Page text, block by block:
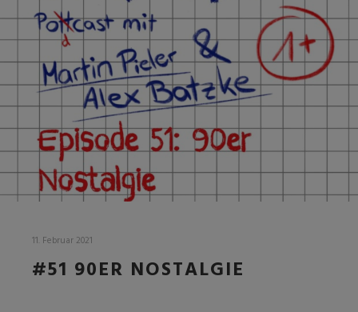
11. Februar 2021
#51 90ER NOSTALGIE